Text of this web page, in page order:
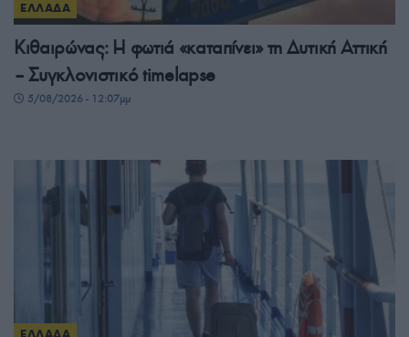
ΕΛΛΑΔΑ
Κιθαιρώνας: Η φωτιά «καταπίνει» τη Δυτική Αττική
– Συγκλονιστικό timelapse
5/08/2026 - 12:07μμ
ΕΛΛΑΔΑ